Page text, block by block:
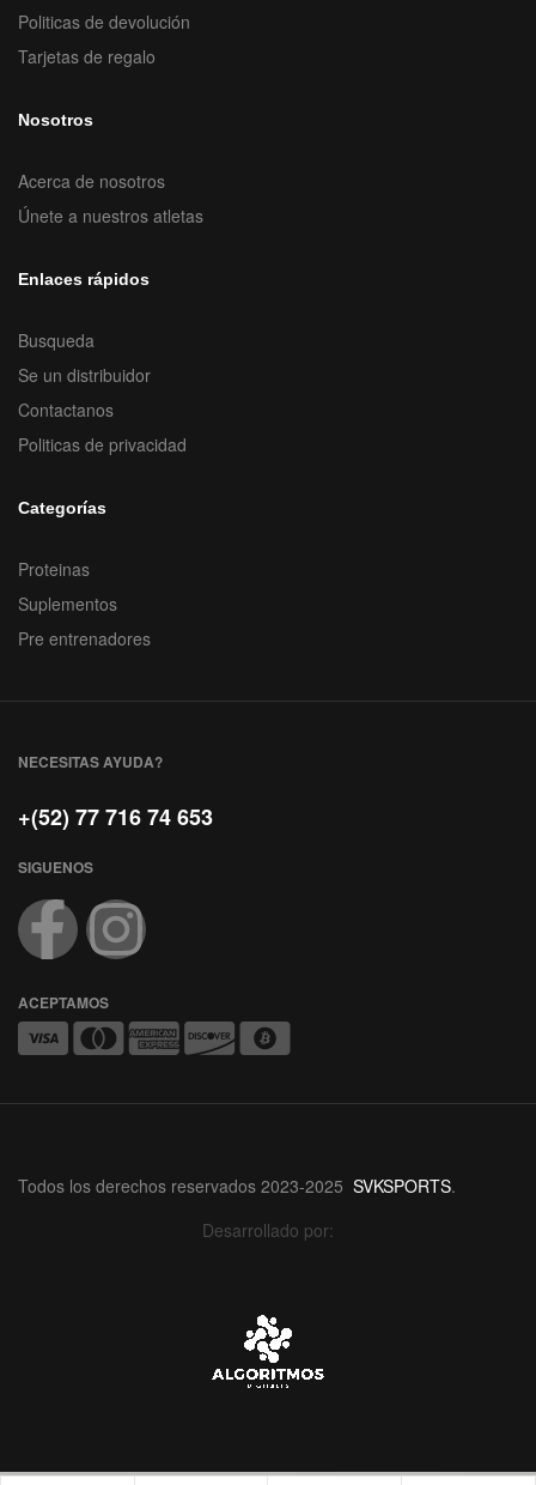
Politicas de devolución
Tarjetas de regalo
Nosotros
Acerca de nosotros
Únete a nuestros atletas
Enlaces rápidos
Busqueda
Se un distribuidor
Contactanos
Politicas de privacidad
Categorías
Proteinas
Suplementos
Pre entrenadores
NECESITAS AYUDA?
+(52) 77 716 74 653
SIGUENOS
ACEPTAMOS
Todos los derechos reservados 2023-2025 SVKSPORTS.
Desarrollado por: